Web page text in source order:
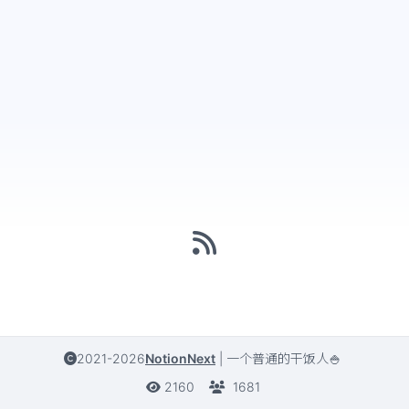
2021-2026NotionNext
一个普通的干饭人🍚
2160
1681